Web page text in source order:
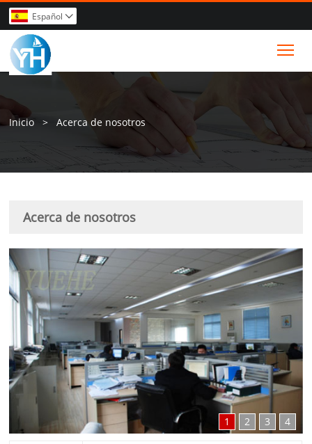
Español 
Inicio > Acerca de nosotros
Acerca de nosotros
1 2 3 4